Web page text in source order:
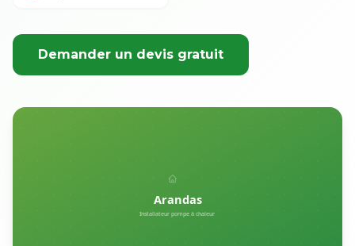
Demander un devis gratuit